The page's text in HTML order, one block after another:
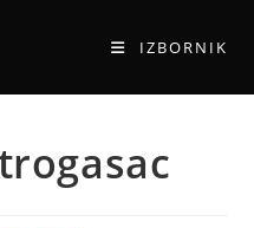
IZBORNIK